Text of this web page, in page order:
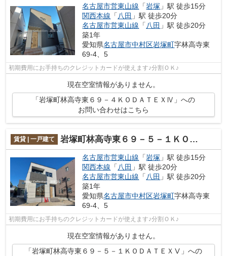
名古屋市営東山線 「岩塚 」駅 徒歩15分
関西本線 「八田 」駅 徒歩20分
名古屋市営東山線 「八田 」駅 徒歩20分
築1年
愛知県名古屋市中村区岩塚町字林高寺東
69-4、5
初期費用にお手持ちのクレジットカードが使えます♪分割ＯＫ♪
現在空室情報がありません。
「岩塚町林高寺東６９－４ＫＯＤＡＴＥＸⅣ」への
お問い合わせはこちら
賃貸 | 一戸建て 岩塚町林高寺東６９－５－１ＫＯＤＡＴＥＸⅤ
名古屋市営東山線 「岩塚 」駅 徒歩15分
関西本線 「 八田 」駅 徒歩20分
名古屋市営東山線 「 八田 」駅 徒歩20分
築1年
愛知県名古屋市中村区岩塚町字林高寺東
69-4、5
初期費用にお手持ちのクレジットカードが使えます♪分割ＯＫ♪
現在空室情報がありません。
「岩塚町林高寺東６９－５－１ＫＯＤＡＴＥＸⅤ」への